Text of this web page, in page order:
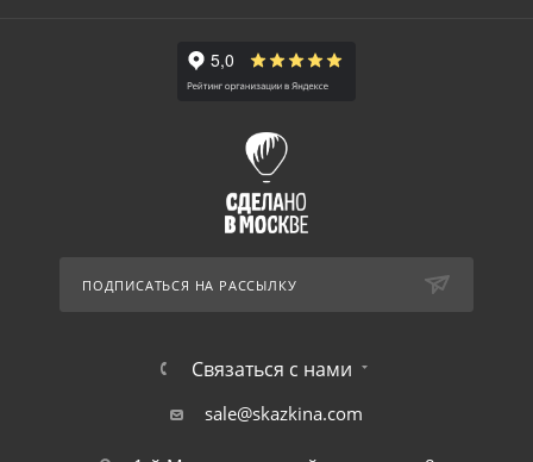
ПОДПИСАТЬСЯ НА РАССЫЛКУ
Связаться с нами
sale@skazkina.com